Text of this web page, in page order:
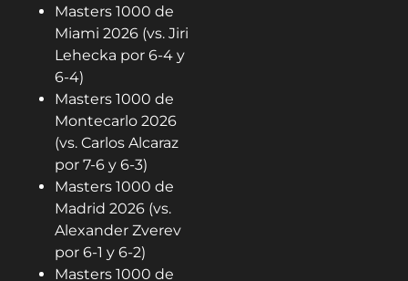
Masters 1000 de
Miami 2026 (vs. Jiri
Lehecka por 6-4 y
6-4)
Masters 1000 de
Montecarlo 2026
(vs. Carlos Alcaraz
por 7-6 y 6-3)
Masters 1000 de
Madrid 2026 (vs.
Alexander Zverev
por 6-1 y 6-2)
Masters 1000 de